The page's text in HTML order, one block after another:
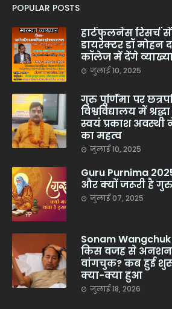
POPULAR POSTS
हार्टफुलनेस रिसर्च
डायरेक्टर डॉ मोहन
कॉलेज में देंगे
जुलाई 10, 2025
गुरु पूर्णिमा पर
विश्वविद्यालय में
स्वयं प्रकाश अवस्थी
का महत्व
जुलाई 10, 2025
Guru Purnima
और क्यों जरूरी है गुरु
जुलाई 07, 2025
Sonam
किस वजह से
वांगचुक? कब हुई
क्या-क्या हुआ
जुलाई 18, 2026